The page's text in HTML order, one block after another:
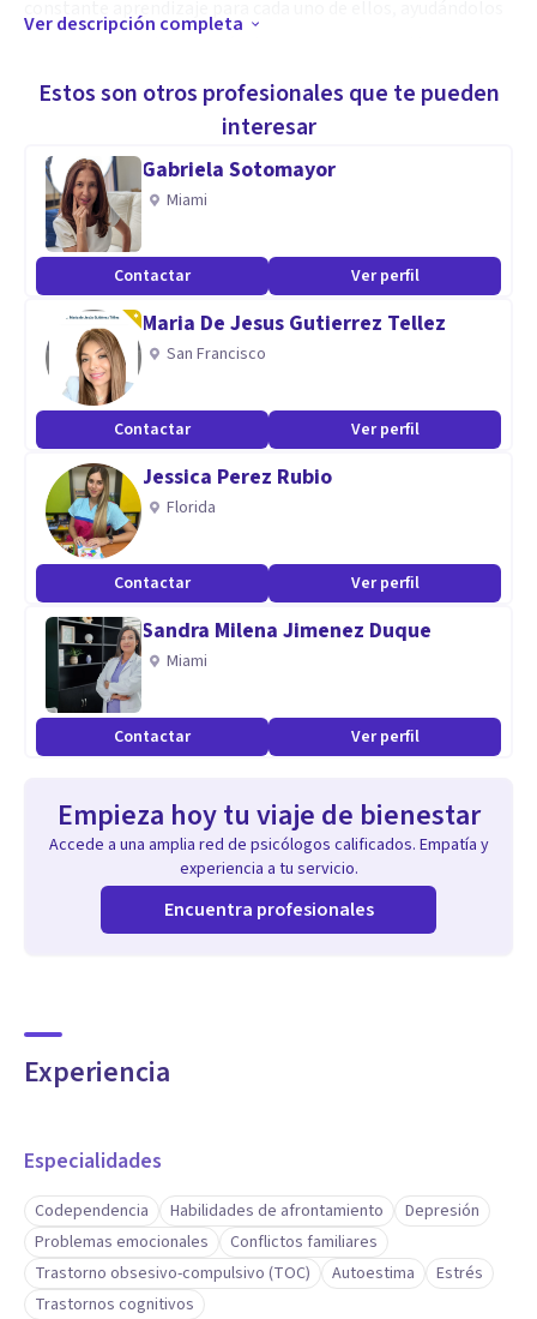
reestructurarse, a transformarse, acompañarlos en todo el
proceso y dándoles la seguridad y confianza de que siempre
hay alguien en el camino.
Ver descripción completa
Estos son otros profesionales que te pueden
interesar
Gabriela Sotomayor
Miami
Contactar Ver perfil
Maria De Jesus Gutierrez Tellez
San Francisco
Contactar Ver perfil
Jessica Perez Rubio
Florida
Contactar Ver perfil
Sandra Milena Jimenez Duque
Miami
Contactar Ver perfil
Empieza hoy tu viaje de bienestar
Accede a una amplia red de psicólogos calificados. Empatía y
experiencia a tu servicio.
Encuentra profesionales
Experiencia
Especialidades
Codependencia Habilidades de afrontamiento
Depresión
Problemas emocionales
Conflictos familiares
Trastorno obsesivo-compulsivo (TOC)
Autoestima
Estrés
Trastornos cognitivos